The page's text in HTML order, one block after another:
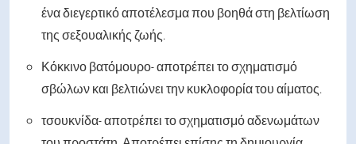
ένα διεγερτικό αποτέλεσμα που βοηθά στη βελτίωση
της σεξουαλικής ζωής.
Κόκκινο βατόμουρο- αποτρέπει το σχηματισμό
σβώλων και βελτιώνει την κυκλοφορία του αίματος.
τσουκνίδα- αποτρέπει το σχηματισμό αδενωμάτων